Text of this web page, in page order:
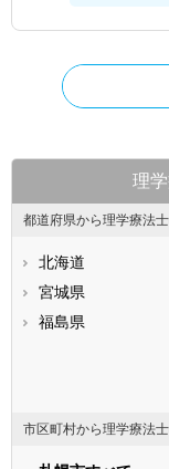
理
都道府県から理学療法
北海道
宮城県
福島県
石川県
市区町村から理学療法